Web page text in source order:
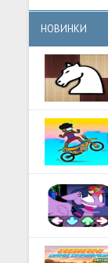
НОВИНКИ